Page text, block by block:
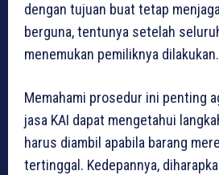
dengan tujuan buat tetap
berguna, tentunya setelah
menemukan pemiliknya dilakukan.
Memahami prosedur ini penting
jasa KAI dapat mengetahui
harus diambil apabila barang
tertinggal. Kedepannya,